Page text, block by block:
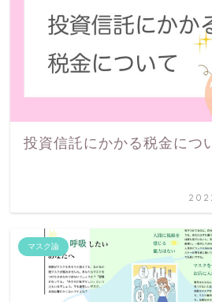
投資信託にかかる税金につ
マスク論